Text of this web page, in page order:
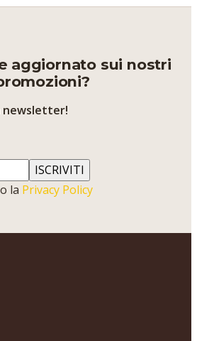
aggiornato sui nostri
newsletter!
ISCRIVITI
la Privacy Policy